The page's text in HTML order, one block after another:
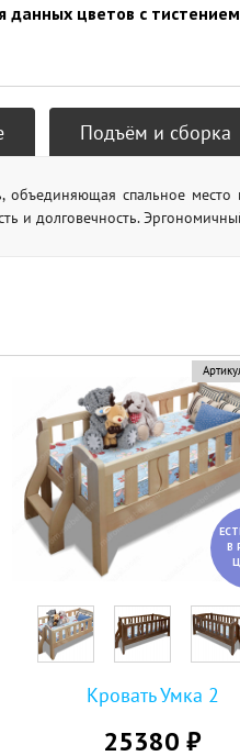
цветов с
Подъём и сборка
спальное
и долговечность.
В
Кровать Умка 2
25380 ₽